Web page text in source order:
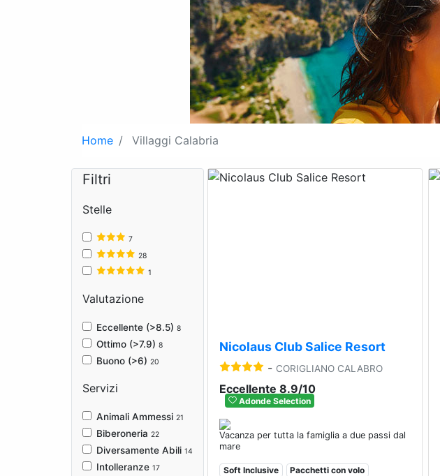
Home Villaggi Calabria
Filtri
Stelle
7
28
1
Valutazione
Eccellente (>8.5) 8
Ottimo (>7.9) 8
Buono (>6) 20
Servizi
Animali Ammessi 21
Biberoneria 22
Diversamente Abili 14
Intolleranze 17
Nicolaus Club Salice Resort
- CORIGLIANO CALABRO
Eccellente 8.9/10
Adonde Selection
Vacanza per tutta la famiglia a due passi dal
mare
Soft Inclusive
Pacchetti con volo